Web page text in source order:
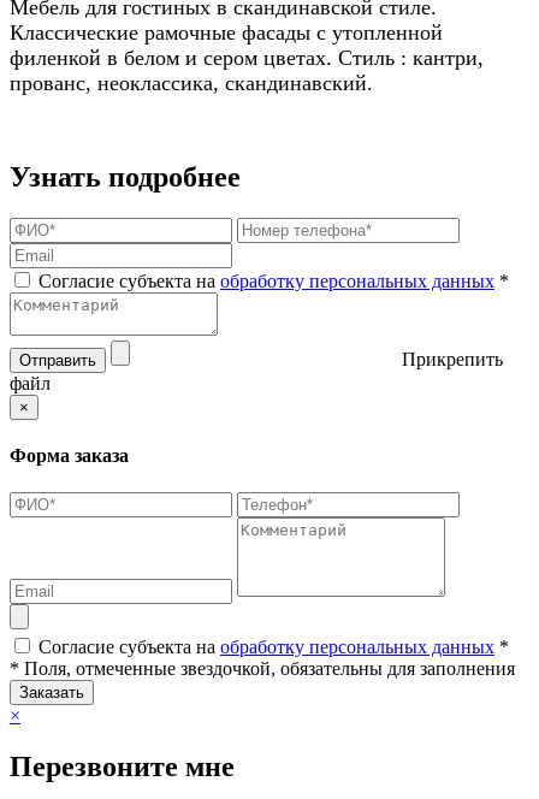
Мебель для гостиных в скандинавской стиле.
Классические рамочные фасады с утопленной
филенкой в белом и сером цветах. Стиль : кантри,
прованс, неоклассика, скандинавский.
Узнать подробнее
Согласие субъекта на обработку персональных данных *
Отправить
Прикрепить
файл
×
Форма заказа
Согласие субъекта на обработку персональных данных *
* Поля, отмеченные звездочкой, обязательны для заполнения
Заказать
×
Перезвоните мне